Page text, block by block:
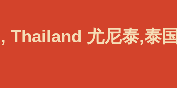
Thailand 尤尼泰,泰国